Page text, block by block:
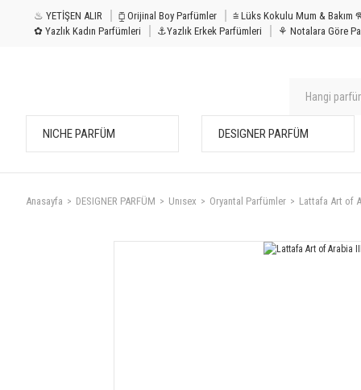
♨ YETİŞEN ALIR ⧮ Orijinal Boy Parfümler ⩭ Lüks
✿ Yazlık Kadın Parfümleri
⚓Yazlık Erkek Parfümleri ⚘ Notalara Göre
NICHE PARFÜM DESIGNER PARFÜM
Anasayfa DESIGNER PARFÜM Unısex Oryantal Parfümler Lattafa Art of